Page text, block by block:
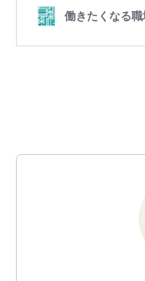
任せられ
プライ